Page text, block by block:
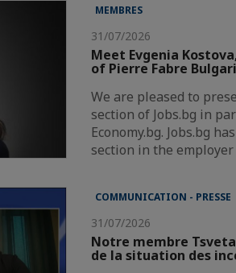
MEMBRES
31/07/2026
Meet Evgenia
of Pierre Fabre
We are pleased to
section of Jobs.bg in
Economy.bg. Jobs.bg
section in the
COMMUNICATION - PRESSE
31/07/2026
Notre membre
de la situation des